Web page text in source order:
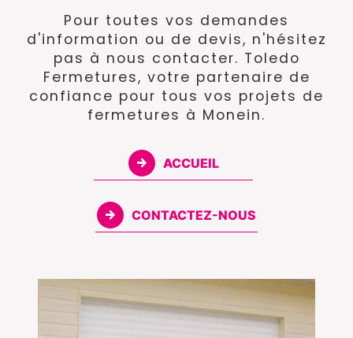
Pour toutes vos demandes
d'information ou de devis, n'hésitez
pas à nous contacter. Toledo
Fermetures, votre partenaire de
confiance pour tous vos projets de
fermetures à Monein.
ACCUEIL
CONTACTEZ-NOUS